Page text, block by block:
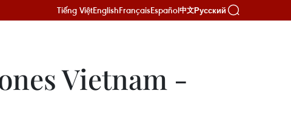
Tiếng ViệtEnglishFrançaisEspañol中文Русский
Vietnam -